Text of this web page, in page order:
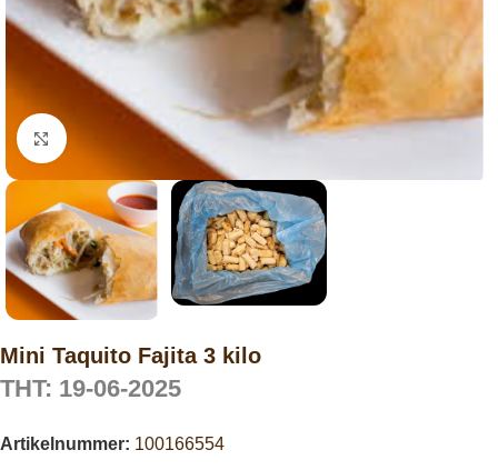
Click to enlarge
Mini Taquito Fajita 3 kilo
THT: 19-06-2025
Artikelnummer: 100166554